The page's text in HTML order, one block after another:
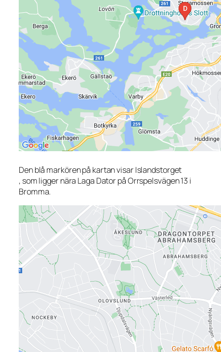
Den blå markören på kartan visar Islandstorget
, som ligger nära Laga Dator på Orrspelsvägen 13 i
Bromma.